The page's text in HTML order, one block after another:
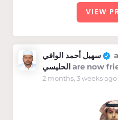
VIEW
سهيل أحمد الوافي
الحليسي are now
2 months, 3 weeks ago